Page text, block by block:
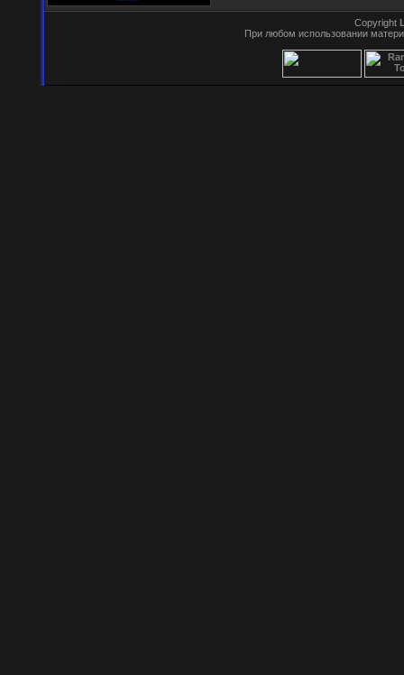
Copyright
При любом использовании